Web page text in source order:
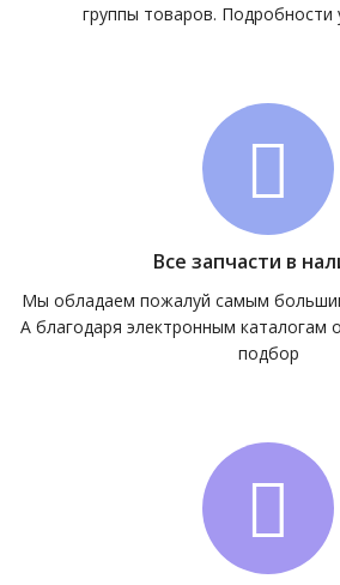
группы товаров.
Все запчасти в
Мы обладаем пожалуй самым
А благодаря электронным каталогам
подбор